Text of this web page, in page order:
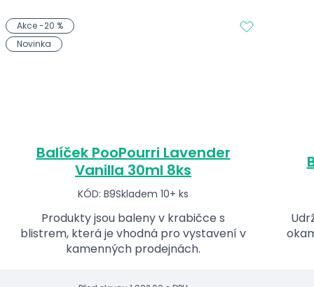
Balíček PooPourri Lavender
Vanilla 30ml 8ks
KÓD: B9Skladem 10+ ks
Produkty jsou baleny v krabičce s
blistrem, která je vhodná pro vystavení v
kamenných prodejnách.
Akce -20 %
Novinka